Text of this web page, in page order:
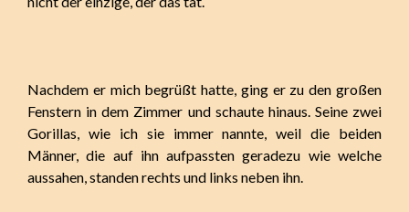
Nachdem er mich begrüßt hatte, ging er zu den großen
Fenstern in dem Zimmer und schaute hinaus. Seine zwei
Gorillas, wie ich sie immer nannte, weil die beiden
Männer, die auf ihn aufpassten geradezu wie welche
aussahen, standen rechts und links neben ihn.